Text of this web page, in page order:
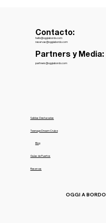
OGGI A BORDO
Salidas Destacadas
Teenage Dream Cruise
Guías de Puertos
Blog
Reservas
Contacto:
hello@oggiabordo.com
reservas@oggiabordo.com
Partners y Media:
partners@oggiabordo.com